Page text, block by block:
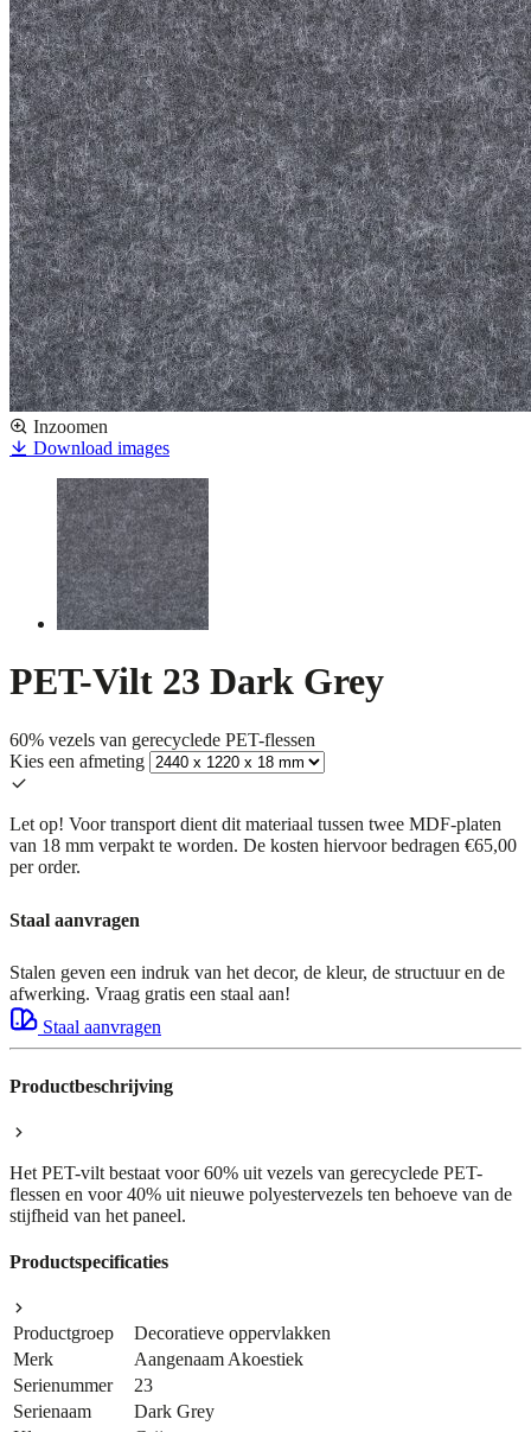
Inzoomen
Download images
PET-Vilt 23 Dark Grey
60% vezels van gerecyclede PET-flessen
Kies een afmeting
Let op! Voor transport dient dit materiaal tussen twee MDF-platen
van 18 mm verpakt te worden. De kosten hiervoor bedragen €65,00
per order.
Staal aanvragen
Stalen geven een indruk van het decor, de kleur, de structuur en de
afwerking. Vraag gratis een staal aan!
Staal aanvragen
Productbeschrijving
Het PET-vilt bestaat voor 60% uit vezels van gerecyclede PET-
flessen en voor 40% uit nieuwe polyestervezels ten behoeve van de
stijfheid van het paneel.
Productspecificaties
Productgroep
Decoratieve oppervlakken
Merk
Aangenaam Akoestiek
Serienummer
23
Serienaam
Dark Grey